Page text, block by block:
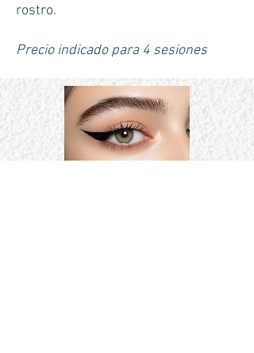
rostro.
Precio indicado para 4 sesiones